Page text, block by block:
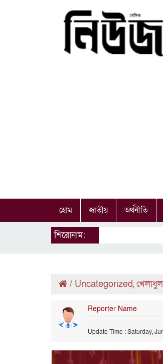
হোম জাতীয় অর্থনীতি
শিরোনাম:
/ Uncategorized,
Reporter Name
Update Time : Saturday,